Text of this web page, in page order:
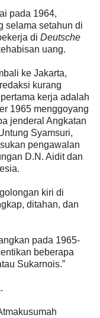
pada 1964,
selama setahun di
di Deutsche
uang.
ke Jakarta,
kurang
kerja adalah
1965 menggoyang
jenderal Angkatan
Syamsuri,
pengawalan
D.N. Aidit dan
kiri di
ditahan, dan
pada 1965-
beberapa
Sukarnois.”